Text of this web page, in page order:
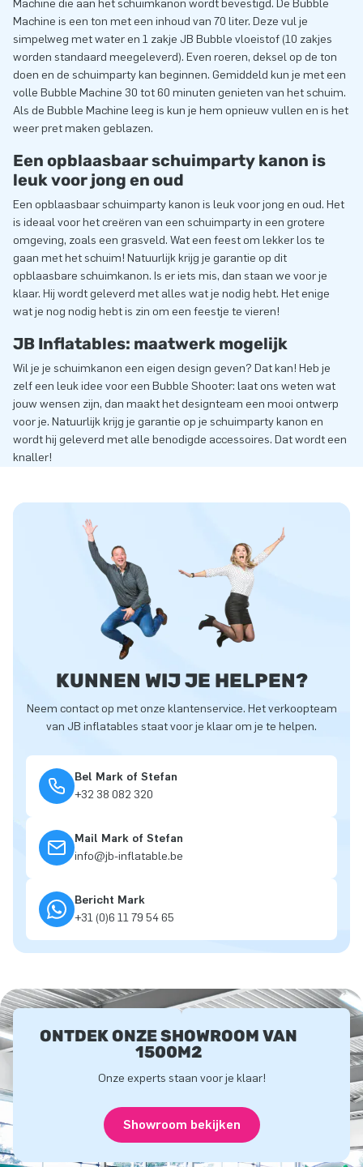
Machine die aan het schuimkanon wordt bevestigd. De Bubble
Machine is een ton met een inhoud van 70 liter. Deze vul je
simpelweg met water en 1 zakje JB Bubble vloeistof (10 zakjes
worden standaard meegeleverd). Even roeren, deksel op de ton
doen en de schuimparty kan beginnen. Gemiddeld kun je met een
volle Bubble Machine 30 tot 60 minuten genieten van het schuim.
Als de Bubble Machine leeg is kun je hem opnieuw vullen en is het
weer pret maken geblazen.
Een opblaasbaar schuimparty kanon is
leuk voor jong en oud
Een opblaasbaar schuimparty kanon is leuk voor jong en oud. Het
is ideaal voor het creëren van een schuimparty in een grotere
omgeving, zoals een grasveld. Wat een feest om lekker los te
gaan met het schuim! Natuurlijk krijg je garantie op dit
opblaasbare schuimkanon. Is er iets mis, dan staan we voor je
klaar. Hij wordt geleverd met alles wat je nodig hebt. Het enige
wat je nog nodig hebt is zin om een feestje te vieren!
JB Inflatables: maatwerk mogelijk
Wil je je schuimkanon een eigen design geven? Dat kan! Heb je
zelf een leuk idee voor een Bubble Shooter: laat ons weten wat
jouw wensen zijn, dan maakt het designteam een mooi ontwerp
voor je. Natuurlijk krijg je garantie op je schuimparty kanon en
wordt hij geleverd met alle benodigde accessoires. Dat wordt een
knaller!
KUNNEN WIJ JE HELPEN?
Neem contact op met onze klantenservice. Het verkoopteam
van JB inflatables staat voor je klaar om je te helpen.
Bel Mark of Stefan
+32 38 082 320
Mail Mark of Stefan
info@jb-inflatable.be
Bericht Mark
+31 (0)6 11 79 54 65
ONTDEK ONZE SHOWROOM VAN
1500M2
Onze experts staan voor je klaar!
Showroom bekijken